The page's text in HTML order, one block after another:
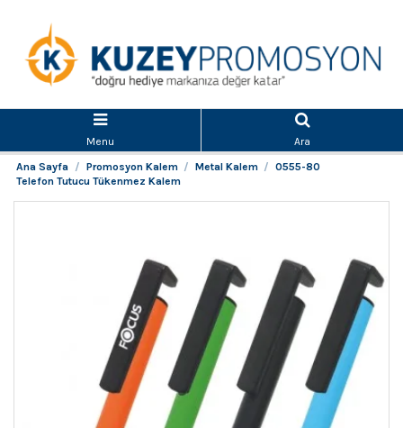
Menu
Ara
Ana Sayfa
Promosyon Kalem Metal Kalem
0555-80
Telefon Tutucu Tükenmez Kalem